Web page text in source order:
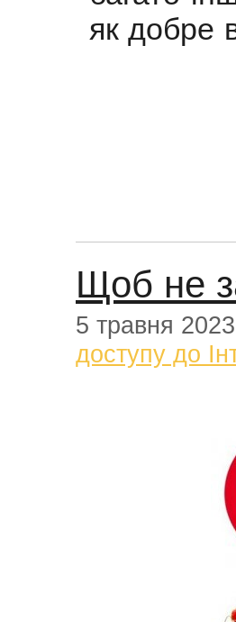
як добре
Щоб не
5 травня 2023
доступу до